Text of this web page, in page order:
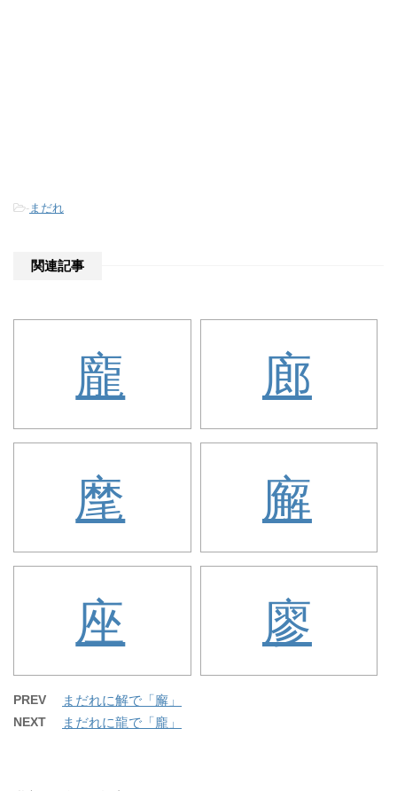
- まだれ
関連記事
龐 廊
麾 廨
座 廖
PREV まだれに解で「廨」
NEXT まだれに龍で「龐」